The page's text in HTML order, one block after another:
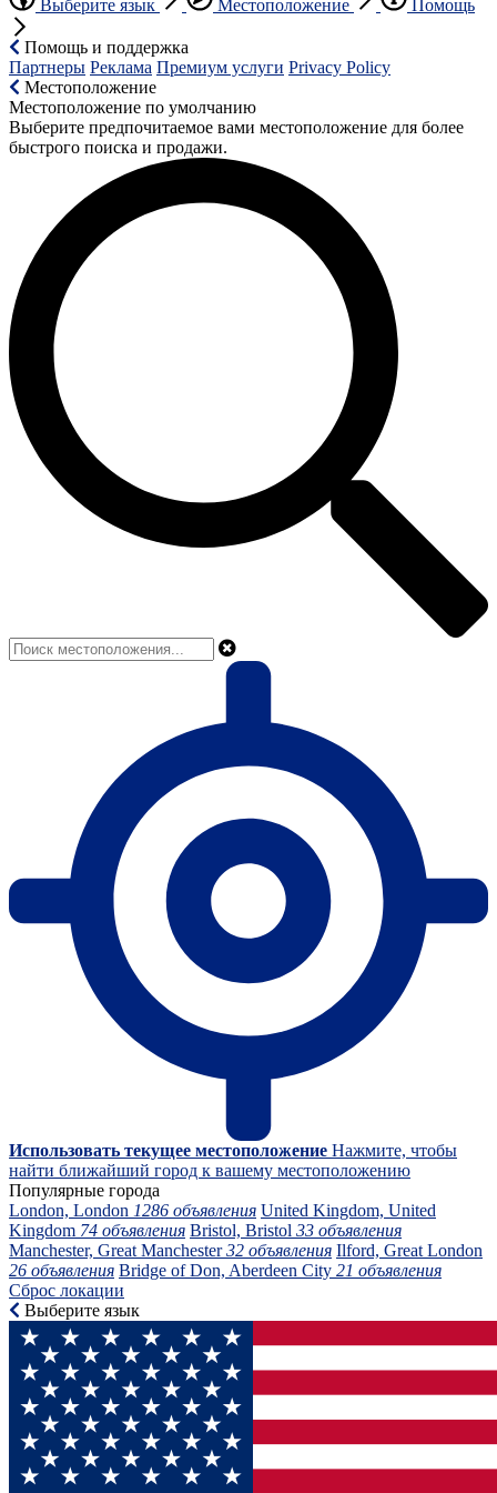
Выберите язык Местоположение Помощь
Помощь и поддержка
Партнеры Реклама Премиум услуги Privacy Policy
Местоположение
Местоположение по умолчанию
Выберите предпочитаемое вами местоположение для более
быстрого поиска и продажи.
Использовать текущее местоположение Нажмите, чтобы
найти ближайший город к вашему местоположению
Популярные города
London, London 1286 объявления United Kingdom, United
Kingdom 74 объявления Bristol, Bristol 33 объявления
Manchester, Great Manchester32 объявления Ilford, Great London
26 объявления Bridge of Don, Aberdeen City 21 объявления
Сброс локации
Выберите язык